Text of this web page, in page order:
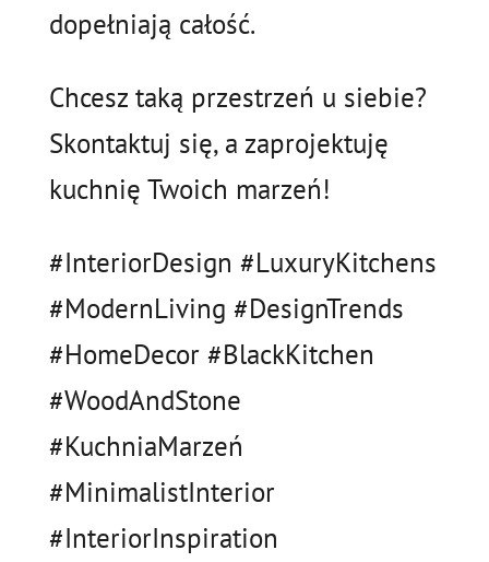
dopełniają całość.
Chcesz taką przestrzeń u siebie?
Skontaktuj się, a zaprojektuję
kuchnię Twoich marzeń!
#InteriorDesign #LuxuryKitchens
#ModernLiving #DesignTrends
#HomeDecor #BlackKitchen
#WoodAndStone
#KuchniaMarzeń
#MinimalistInterior
#InteriorInspiration